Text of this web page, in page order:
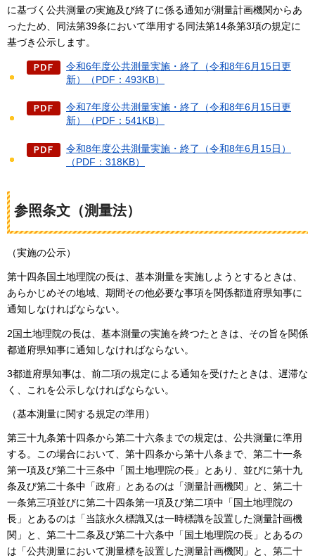
に基づく公共測量の実施及び終了に係る通知が測量計画機関からあ
ったため、同法第39条において準用する同法第14条第3項の規定に
基づき公示します。
令和6年度公共測量実施・終了（令和8年6月15日更
新）（PDF：493KB）
令和7年度公共測量実施・終了（令和8年6月15日更
新）（PDF：541KB）
令和8年度公共測量実施・終了（令和8年6月15日）
（PDF：318KB）
参照条文（測量法）
（実施の公示）
第十四条国土地理院の長は、基本測量を実施しようとするときは、
あらかじめその地域、期間その他必要な事項を関係都道府県知事に
通知しなければならない。
2国土地理院の長は、基本測量の実施を終つたときは、その旨を関係
都道府県知事に通知しなければならない。
3都道府県知事は、前二項の規定による通知を受けたときは、遅滞な
く、これを公示しなければならない。
（基本測量に関する規定の準用）
第三十九条第十四条から第二十六条までの規定は、公共測量に準用
する。この場合において、第十四条から第十八条まで、第二十一条
第一項及び第二十三条中「国土地理院の長」とあり、並びに第十九
条及び第二十条中「政府」とあるのは「測量計画機関」と、第二十
一条第三項並びに第二十四条第一項及び第二項中「国土地理院の
長」とあるのは「当該永久標識又は一時標識を設置した測量計画機
関」と、第二十二条及び第二十六条中「国土地理院の長」とあるの
は「公共測量において測量標を設置した測量計画機関」と、第二十